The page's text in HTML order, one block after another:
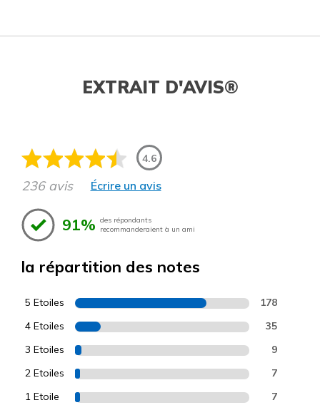
EXTRAIT D'AVIS®
4.6
236 avis Écrire un avis
91% des répondants
recommanderaient à un ami
la répartition des notes
5 Etoiles 178
4 Etoiles 35
3 Etoiles 9
2 Etoiles 7
1 Etoile 7